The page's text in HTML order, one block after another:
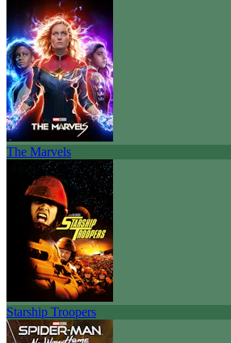
The Marvels
Starship Troopers